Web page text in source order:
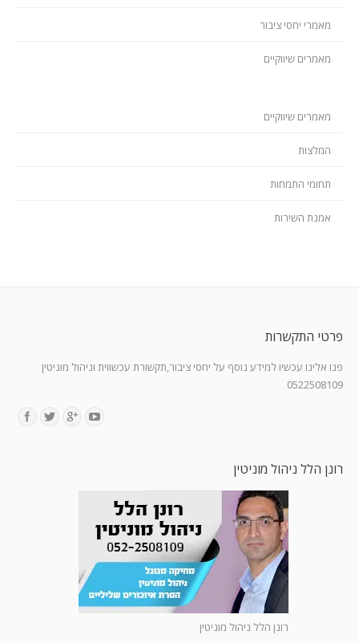
מאמרי יחסי ציבור
מאמרים שיווקיים
מאמרים שיווקיים
המלצות
תחומי התמחות
אמנת השירות
פרטי התקשרות
פנו אלינו עכשיו למידע נוסף על יחסי ציבור,תקשורת עכשווית וניהול מוניטין
0522508109
רונן הלל ניהול מוניטין
רונן הלל ניהול מוניטין